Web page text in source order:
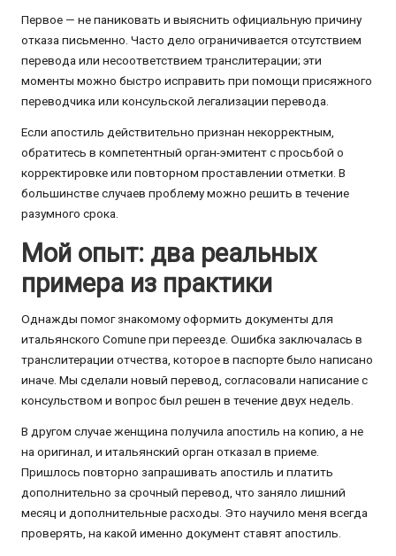
Первое — не паниковать и выяснить официальную причину
отказа письменно. Часто дело ограничивается отсутствием
перевода или несоответствием транслитерации; эти
моменты можно быстро исправить при помощи присяжного
переводчика или консульской легализации перевода.
Если апостиль действительно признан некорректным,
обратитесь в компетентный орган-эмитент с просьбой о
корректировке или повторном проставлении отметки. В
большинстве случаев проблему можно решить в течение
разумного срока.
Мой опыт: два реальных
примера из практики
Однажды помог знакомому оформить документы для
итальянского Comune при переезде. Ошибка заключалась в
транслитерации отчества, которое в паспорте было написано
иначе. Мы сделали новый перевод, согласовали написание с
консульством и вопрос был решен в течение двух недель.
В другом случае женщина получила апостиль на копию, а не
на оригинал, и итальянский орган отказал в приеме.
Пришлось повторно запрашивать апостиль и платить
дополнительно за срочный перевод, что заняло лишний
месяц и дополнительные расходы. Это научило меня всегда
проверять, на какой именно документ ставят апостиль.